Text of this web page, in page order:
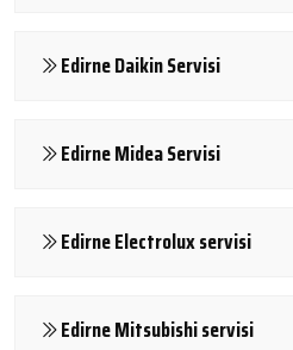
Edirne Daikin Servisi
Edirne Midea Servisi
Edirne Electrolux servisi
Edirne Mitsubishi servisi